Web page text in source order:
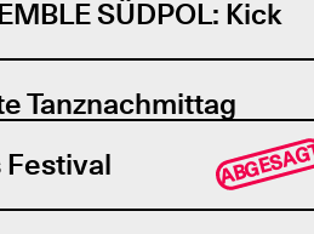
SÜDPOL: Kick
Tanznachmittag
Festival